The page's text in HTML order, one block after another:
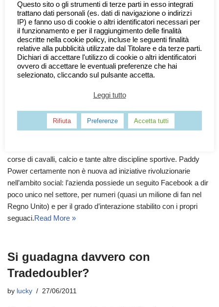
permetterà agli
utenti del
social network
di puntare soldi
very sulle
scommesse sportive. Per il bookmaker irlandese, che a maggio
dell’anno scorso ha lanciato il propriosito di scommesse
dell’innovazione tecnologica nel settore gambling intrapreso
diversi anni fa. Per ora l’app è ancora in fase di test, essendo
disponibile solo per gli utenti desktop del Regno Unito, dove le
corse di cavalli, calcio e tante altre discipline sportive. Paddy
Power certamente non è nuova ad iniziative rivoluzionarie
nell’ambito social: l’azienda possiede un seguito Facebook a dir
poco unico nel settore, per numeri (quasi un milione di fan nel
Regno Unito) e per il grado d’interazione stabilito con i propri
seguaci.Read More »
Si guadagna davvero con
Tradedoubler?
by lucky 27/06/2011
Questo sito o gli strumenti di terze parti in esso integrati
trattano dati personali (es. dati di navigazione o indirizzi
IP) e fanno uso di cookie o altri identificatori necessari per
il funzionamento e per il raggiungimento delle finalità
descritte nella cookie policy, incluse le seguenti finalità
relative alla pubblicità utilizzate dal Titolare e da terze parti.
Dichiari di accettare l'utilizzo di cookie o altri identificatori
ovvero di accettare le eventuali preferenze che hai
selezionato, cliccando sul pulsante accetta.
Leggi tutto
Rifiuta Preferenze Accetta tutti